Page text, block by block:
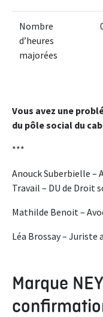
Nombre
d’heures
majorées
Vous avez une
du pôle social du
***
Anouck Suberbielle –
Travail – DU de Droit
Mathilde Benoit –
Léa Brossay – Juriste
Marque